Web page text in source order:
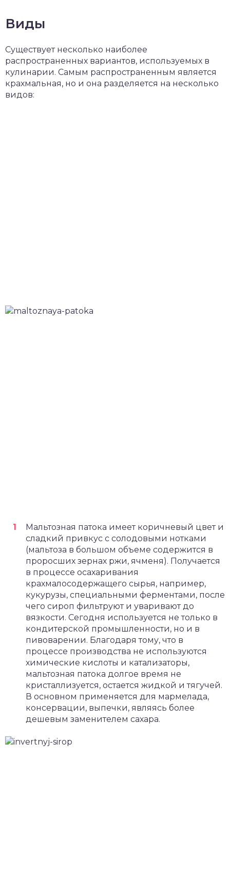
Виды
Существует несколько наиболее
распространенных вариантов, используемых в
кулинарии. Самым распространенным является
крахмальная, но и она разделяется на несколько
видов:
Мальтозная патока имеет коричневый цвет и
сладкий привкус с солодовыми нотками
(мальтоза в большом объеме содержится в
проросших зернах ржи, ячменя). Получается
в процессе осахаривания
крахмалосодержащего сырья, например,
кукурузы, специальными ферментами, после
чего сироп фильтруют и уваривают до
вязкости. Сегодня используется не только в
кондитерской промышленности, но и в
пивоварении. Благодаря тому, что в
процессе производства не используются
химические кислоты и катализаторы,
мальтозная патока долгое время не
кристаллизуется, остается жидкой и тягучей.
В основном применяется для мармелада,
консервации, выпечки, являясь более
дешевым заменителем сахара.